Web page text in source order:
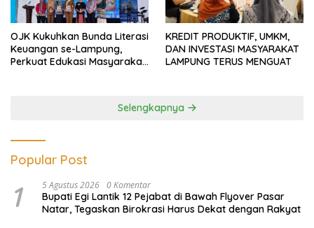
OJK Kukuhkan Bunda Literasi
Keuangan se-Lampung,
Perkuat Edukasi Masyarakat
KREDIT PRODUKTIF, UMKM,
DAN INVESTASI MASYARAKAT
LAMPUNG TERUS MENGUAT
Selengkapnya
Popular Post
1 5 Agustus 2026 0 Komentar
Bupati Egi Lantik 12 Pejabat di Bawah Flyover Pasar
Natar, Tegaskan Birokrasi Harus Dekat dengan Rakyat